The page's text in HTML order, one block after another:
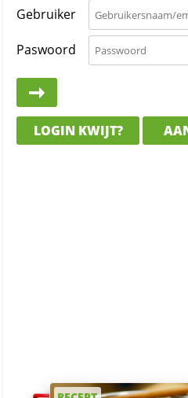
Gebruiker
Paswoord
LOGIN KWIJT?